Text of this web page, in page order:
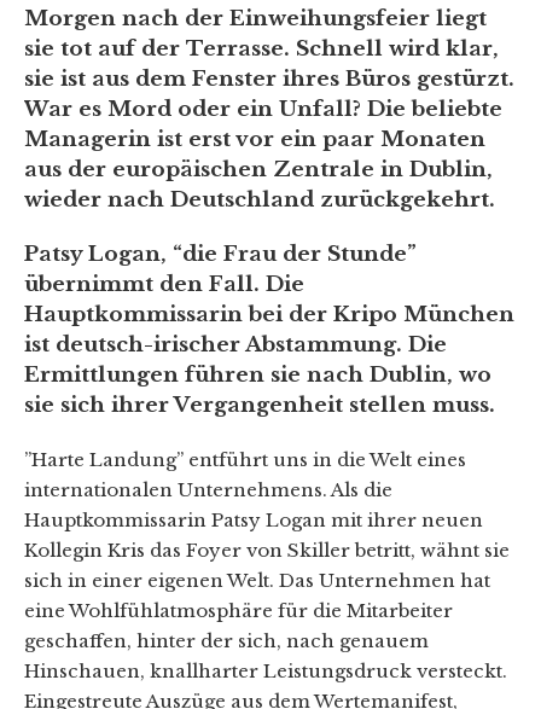
Morgen nach der Einweihungsfeier liegt
sie tot auf der Terrasse. Schnell wird klar,
sie ist aus dem Fenster ihres Büros gestürzt.
War es Mord oder ein Unfall? Die beliebte
Managerin ist erst vor ein paar Monaten
aus der europäischen Zentrale in Dublin,
wieder nach Deutschland zurückgekehrt.
Patsy Logan, “die Frau der Stunde”
übernimmt den Fall. Die
Hauptkommissarin bei der Kripo München
ist deutsch-irischer Abstammung. Die
Ermittlungen führen sie nach Dublin, wo
sie sich ihrer Vergangenheit stellen muss.
”Harte Landung” entführt uns in die Welt eines
internationalen Unternehmens. Als die
Hauptkommissarin Patsy Logan mit ihrer neuen
Kollegin Kris das Foyer von Skiller betritt, wähnt sie
sich in einer eigenen Welt. Das Unternehmen hat
eine Wohlfühlatmosphäre für die Mitarbeiter
geschaffen, hinter der sich, nach genauem
Hinschauen, knallharter Leistungsdruck versteckt.
Eingestreute Auszüge aus dem Wertemanifest,